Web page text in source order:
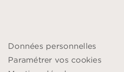
Données personnelles
Paramétrer vos cookies